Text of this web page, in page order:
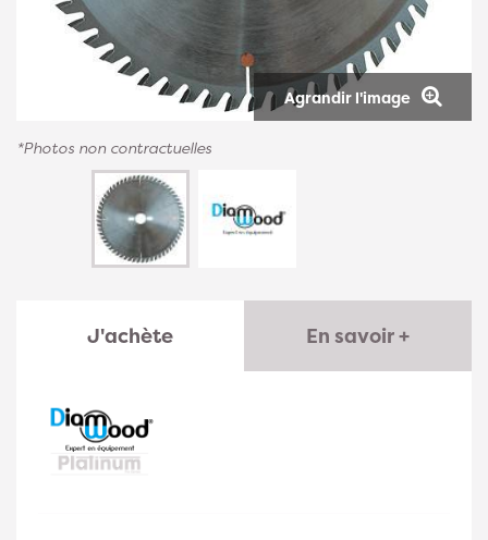
Agrandir l'image
*Photos non contractuelles
J'achète En savoir +